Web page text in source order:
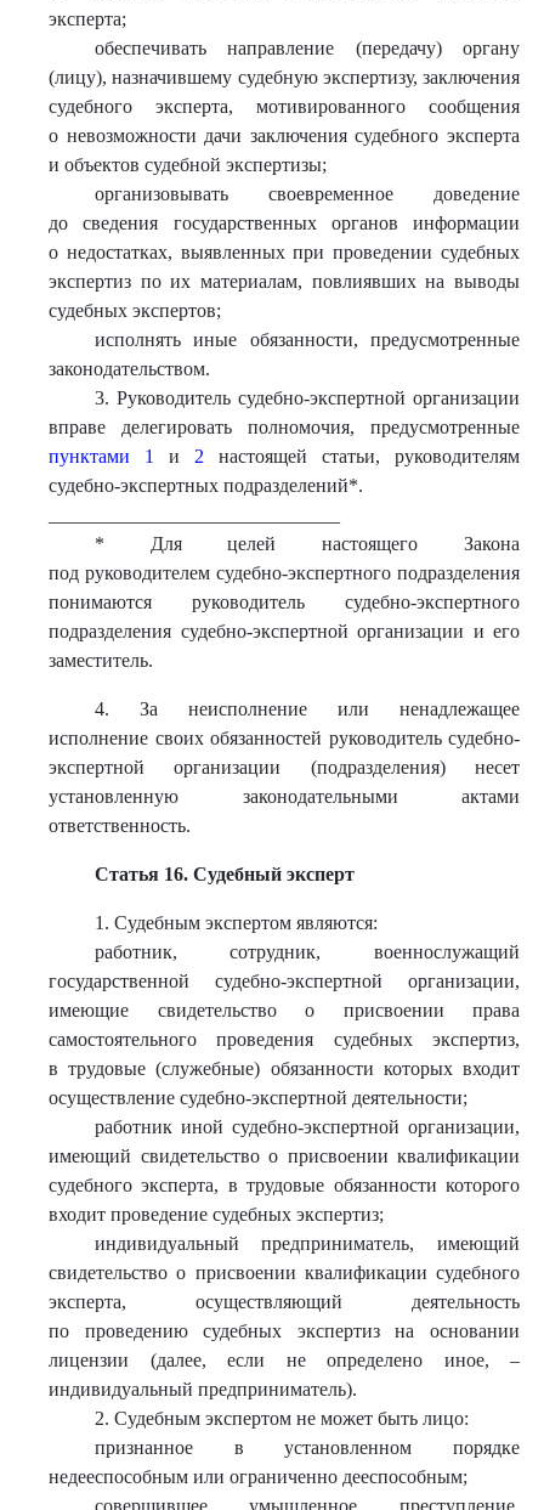
эксперта;
обеспечивать направление (передачу) органу
(лицу), назначившему судебную экспертизу, заключения
судебного эксперта, мотивированного сообщения
о невозможности дачи заключения судебного эксперта
и объектов судебной экспертизы;
организовывать своевременное доведение
до сведения государственных органов информации
о недостатках, выявленных при проведении судебных
экспертиз по их материалам, повлиявших на выводы
судебных экспертов;
исполнять иные обязанности, предусмотренные
законодательством.
3. Руководитель судебно-экспертной организации
вправе делегировать полномочия, предусмотренные
пунктами 1
и 2 настоящей статьи, руководителям
судебно-экспертных подразделений*.
* Для целей настоящего Закона
под руководителем судебно-экспертного подразделения
понимаются руководитель судебно-экспертного
подразделения судебно-экспертной организации и его
заместитель.
4. За неисполнение или ненадлежащее
исполнение своих обязанностей руководитель судебно-
экспертной организации (подразделения) несет
установленную законодательными актами
ответственность.
Статья 16. Судебный эксперт
1. Судебным экспертом являются:
работник, сотрудник, военнослужащий
государственной судебно-экспертной организации,
имеющие свидетельство о присвоении права
самостоятельного проведения судебных экспертиз,
в трудовые (служебные) обязанности которых входит
осуществление судебно-экспертной деятельности;
работник иной судебно-экспертной организации,
имеющий свидетельство о присвоении квалификации
судебного эксперта, в трудовые обязанности которого
входит проведение судебных экспертиз;
индивидуальный предприниматель, имеющий
свидетельство о присвоении квалификации судебного
эксперта, осуществляющий деятельность
по проведению судебных экспертиз на основании
лицензии (далее, если не определено иное, –
индивидуальный предприниматель).
2. Судебным экспертом не может быть лицо:
признанное в установленном порядке
недееспособным или ограниченно дееспособным;
совершившее умышленное преступление,